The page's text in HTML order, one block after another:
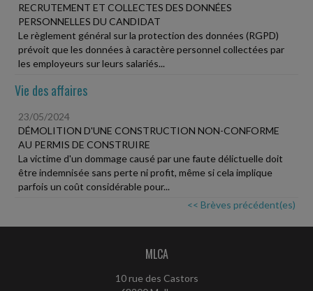
RECRUTEMENT ET COLLECTES DES DONNÉES
PERSONNELLES DU CANDIDAT
Le règlement général sur la protection des données (RGPD)
prévoit que les données à caractère personnel collectées par
les employeurs sur leurs salariés...
Vie des affaires
23/05/2024
DÉMOLITION D'UNE CONSTRUCTION NON-CONFORME
AU PERMIS DE CONSTRUIRE
La victime d'un dommage causé par une faute délictuelle doit
être indemnisée sans perte ni profit, même si cela implique
parfois un coût considérable pour...
<< Brèves précédent(es)
MLCA
10 rue des Castors